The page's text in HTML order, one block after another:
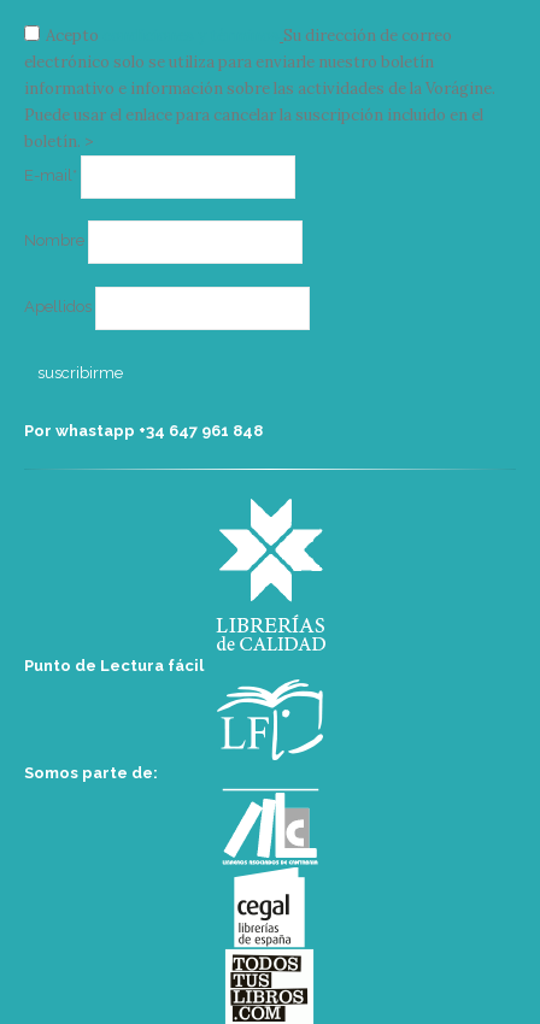
Acepto
Su dirección de correo
electrónico solo se utiliza para enviarle nuestro boletín
informativo e información sobre las actividades de la Vorágine.
Puede usar el enlace para cancelar la suscripción incluido en el
boletín. >
E-mail*
Nombre
Apellidos
Por whastapp +34 ‭647 961 848‬
Punto de Lectura fácil
Somos parte de: